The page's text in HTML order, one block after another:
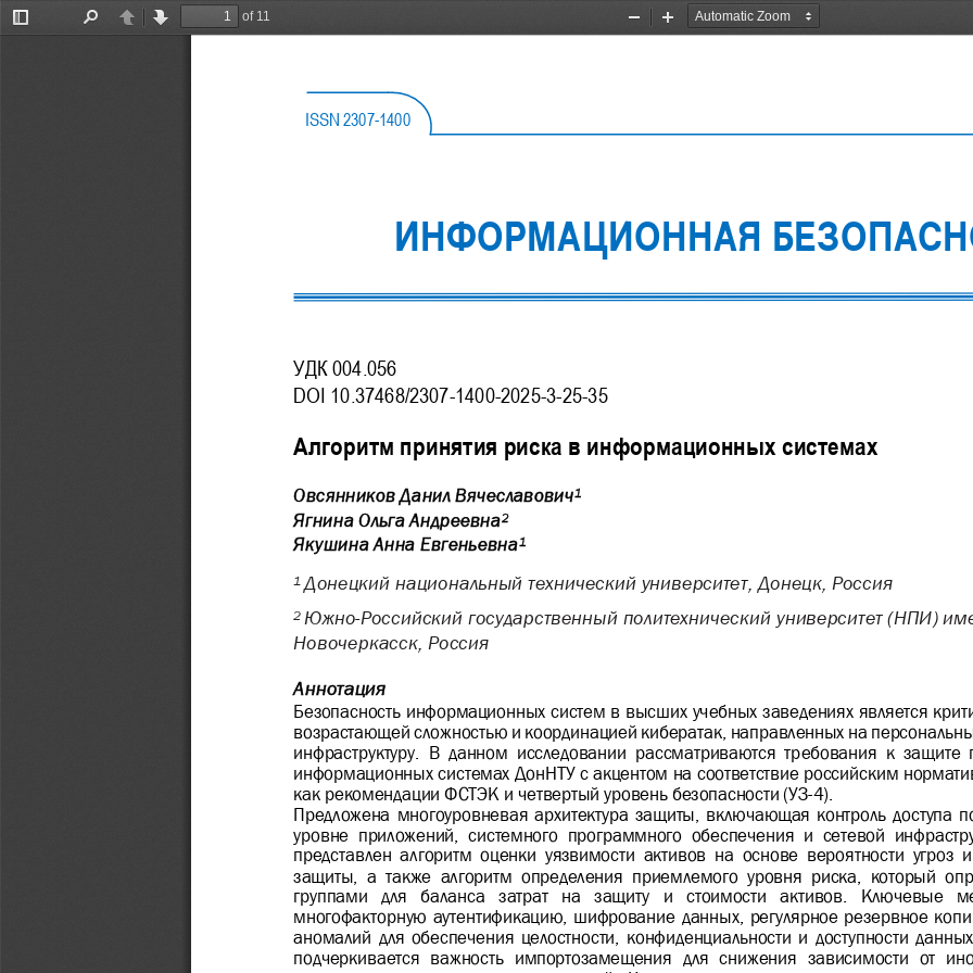
Toggle
PreviousNext
of 11
Zoom
Zoom
ISSN 2307-1400
ИНФОРМАЦИОННАЯ
УДК 004.056
DOI 10.37468/2307-1400-2025-3-25-35
Алгоритм принятия риска в информационных системах
Овсянников Данил Вячеславович1
Ягнина Ольга Андреевна2
Якушина Анна Евгеньевна1
1 Донецкий национальный технический университет, Донецк, Россия
2 Южно-Российский государственный политехнический университет (НПИ)
Новочеркасск, Россия
Аннотация
Безопасность информационных систем в высших учебных заведениях является
возрастающей сложностью и координацией кибератак, направленных на
инфраструктуру.  В  данном  исследовании  рассматриваются  требования  к  защите
информационных системах ДонНТУ с акцентом на соответствие российским
как рекомендации ФСТЭК и четвертый уровень безопасности (УЗ-4).
Предложена многоуровневая архитектура защиты, включающая контроль доступа
уровне  приложений,  системного  программного  обеспечения  и  сетевой
представлен  алгоритм  оценки  уязвимости  активов  на  основе  вероятности  угроз
защиты,  а  также  алгоритм  определения  приемлемого  уровня  риска,  который
группами  для  баланса  затрат  на  защиту  и  стоимости  активов.  Ключевые
многофакторную аутентификацию, шифрование данных, регулярное резервное
аномалий для обеспечения целостности, конфиденциальности и доступности
подчеркивается  важность  импортозамещения  для  снижения  зависимости  от